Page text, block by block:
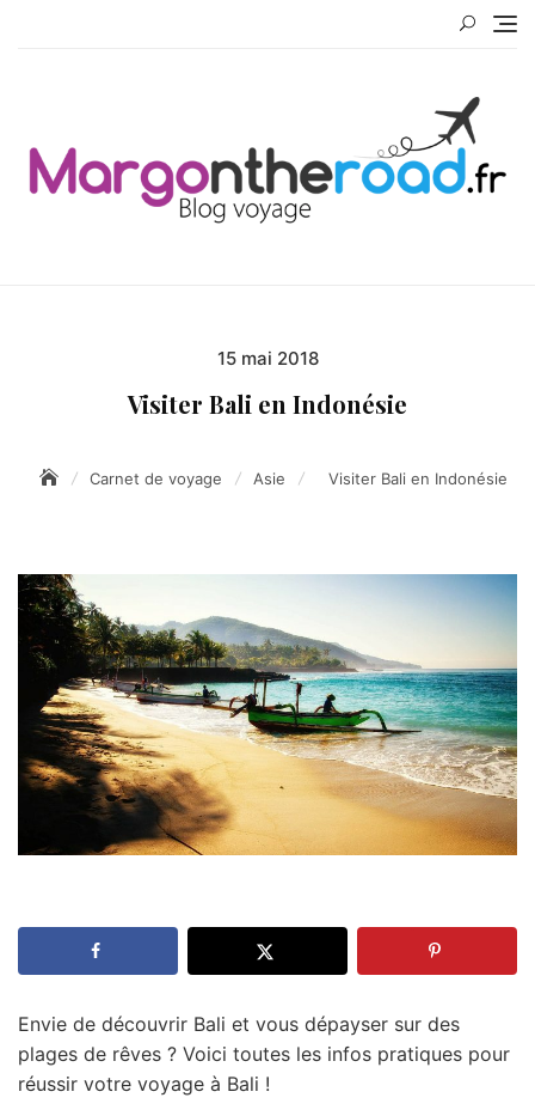
Posted
15 mai 2018
Visiter Bali en Indonésie
Carnet de voyage Asie Visiter Bali en Indonésie
Envie de découvrir Bali et vous dépayser sur des
plages de rêves ? Voici toutes les infos pratiques pour
réussir votre voyage à Bali !